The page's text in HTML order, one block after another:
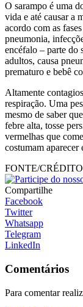
O sarampo é uma
vida e até causar a
acordo com as
pneumonia,
encéfalo – parte do
adultos, causa
prematuro e bebê
Altamente
respiração. Uma
mesmo de saber
febre alta, tosse
vermelhas que
costumam aparecer
FONTE/
Compartilhe
Facebook
Twitter
Whatsapp
Telegram
LinkedIn
Comentários
Para comentar